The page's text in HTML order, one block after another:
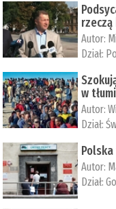
Autor:
Dział:
w
Autor:
Dział:
Autor:
Dział: